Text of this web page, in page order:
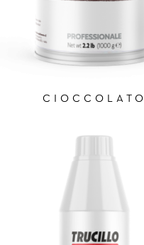
CIOCCOLATO